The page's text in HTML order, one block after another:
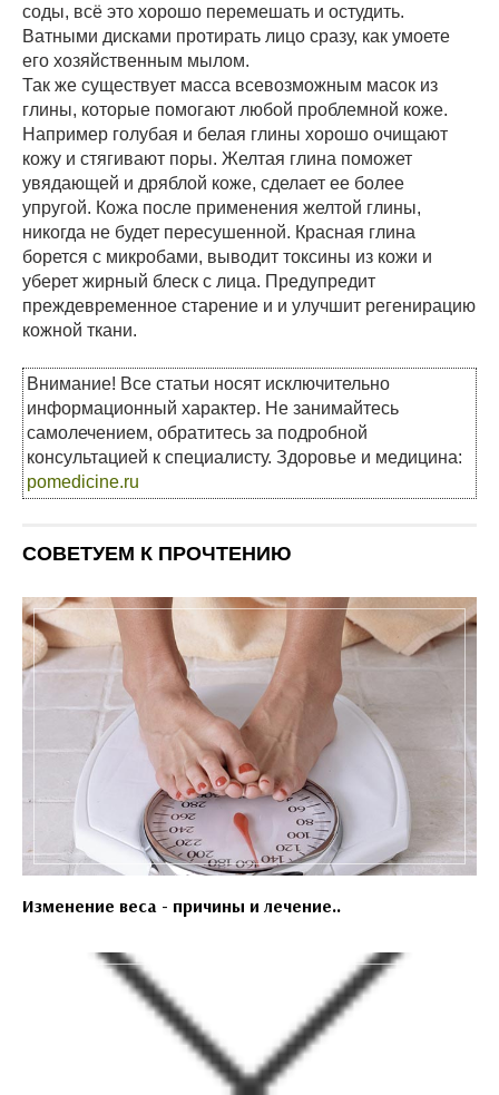
соды, всё это хорошо перемешать и остудить.
Ватными дисками протирать лицо сразу, как умоете
его хозяйственным мылом.
Так же существует масса всевозможным масок из
глины, которые помогают любой проблемной коже.
Например голубая и белая глины хорошо очищают
кожу и стягивают поры. Желтая глина поможет
увядающей и дряблой коже, сделает ее более
упругой. Кожа после применения желтой глины,
никогда не будет пересушенной. Красная глина
борется с микробами, выводит токсины из кожи и
уберет жирный блеск с лица. Предупредит
преждевременное старение и и улучшит регенирацию
кожной ткани.
Внимание! Все статьи носят исключительно
информационный характер. Не занимайтесь
самолечением, обратитесь за подробной
консультацией к специалисту. Здоровье и медицина:
pomedicine.ru
СОВЕТУЕМ К ПРОЧТЕНИЮ
Изменение веса - причины и лечение..